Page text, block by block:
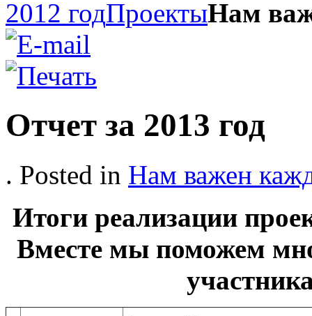
2012 годПроектыНам
Отчет за 2013 год
. Posted in Нам важен
Итоги реализации
Вместе мы поможем